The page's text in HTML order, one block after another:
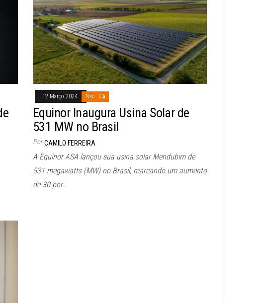
12 Março 2024 Não
Equinor Inaugura Usina Solar de
531 MW no Brasil
Por CAMILO FERREIRA
A Equinor ASA lançou sua usina solar Mendubim de
531 megawatts (MW) no Brasil, marcando um aumento
de 30 por…